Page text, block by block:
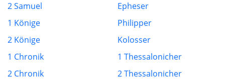
2 Samuel
1 Könige
2 Könige
1 Chronik
2 Chronik
Epheser
Philipper
Kolosser
1 Thessalonicher
2 Thessalonicher